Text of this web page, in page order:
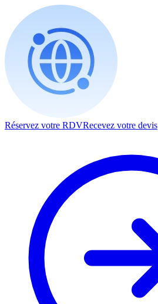
Réservez votre RDVRecevez votre devis